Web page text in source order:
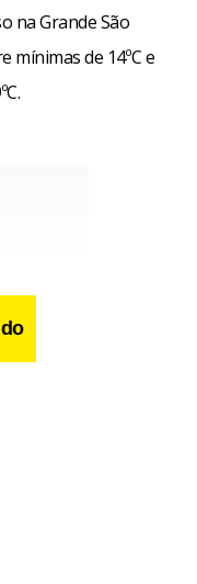
na Grande São
mínimas de 14ºC e